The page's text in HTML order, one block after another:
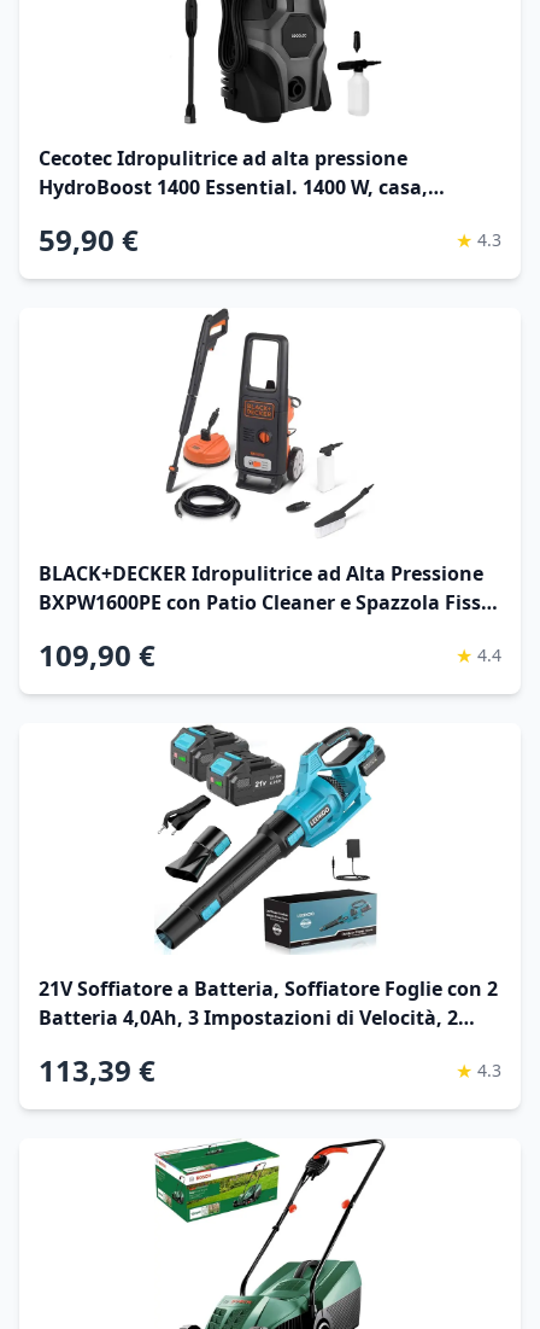
Cecotec Idropulitrice ad alta pressione
HydroBoost 1400 Essential. 1400 W, casa,
massima 105 bar, pompa in alluminio, raggio
d'azione 9 m
59,90 € ★ 4.3
BLACK+DECKER Idropulitrice ad Alta Pressione
BXPW1600PE con Patio Cleaner e Spazzola Fissa
109,90 € ★ 4.4
21V Soffiatore a Batteria, Soffiatore Foglie con 2
Batteria 4,0Ah, 3 Impostazioni di Velocità, 2
la Pulizia del Giardino
113,39 € ★ 4.3